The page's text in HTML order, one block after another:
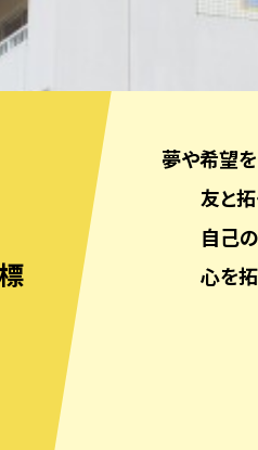
夢や希望を
友と拓
自己の
心を拓